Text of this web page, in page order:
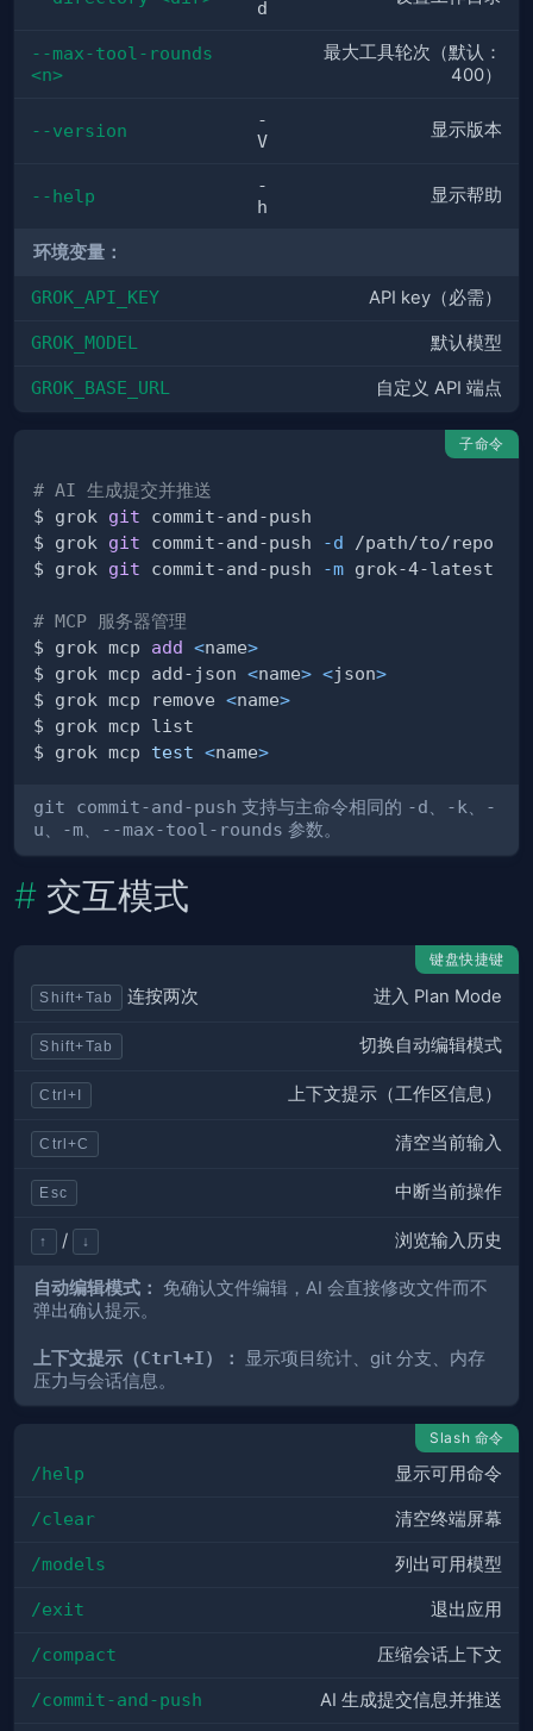
d
--max-tool-rounds
<n>
最大工具轮次（默认：
400）
--version
-
V
显示版本
--help
-
h
显示帮助
环境变量：
GROK_API_KEY API key（必需）
GROK_MODEL 默认模型
GROK_BASE_URL 自定义 API 端点
子命令
# AI 生成提交并推送
$ grok git
$ grok git commit-and-push -d
$ grok git commit-and-push -m
# MCP 服务器管理
$ grok mcp add <name>
$ grok mcp add-json <name> <json>
$ grok mcp remove <name>
$ grok mcp test <name>
git commit-and-push 支持与主命令相同的 -d 、 -k、
-
u、 -m、 --max-tool-rounds 参数。
交互模式
键盘快捷键
Shift+Tab 连按两次 进入 Plan Mode
Shift+Tab 切换自动编辑模式
Ctrl+I 上下文提示（工作区信息）
Ctrl+C 清空当前输入
Esc 中断当前操作
↑ / ↓ 浏览输入历史
自动编辑模式：
免确认文件编辑，AI 会直接修改文件而不
弹出确认提示。
上下文提示（Ctrl+I）：
显示项目统计、git 分支、内存
压力与会话信息。
Slash 命令
/help 显示可用命令
/clear 清空终端屏幕
/models 列出可用模型
/exit 退出应用
/compact 压缩会话上下文
/commit-and-push AI 生成提交信息并推送